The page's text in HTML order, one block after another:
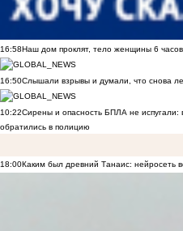
16:58Наш дом проклят, тело женщины 6
16:50Слышали взрывы и думали, что снова
10:22Сирены и опасность БПЛА не испугали:
обратились в полицию
18:00Каким был древний Танаис: нейросеть